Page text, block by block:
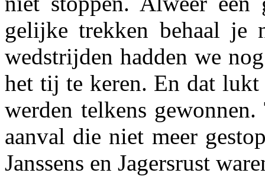
gelijke trekken behaal je
wedstrijden hadden we
het tij te keren. En dat
werden telkens
aanval die niet meer
Janssens en Jagersrust